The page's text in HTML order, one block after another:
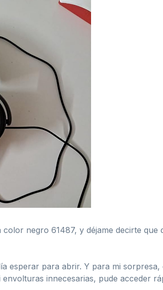
negro 61487, y déjame decirte que
esperar para abrir. Y para mi sorpresa,
innecesarias, pude acceder